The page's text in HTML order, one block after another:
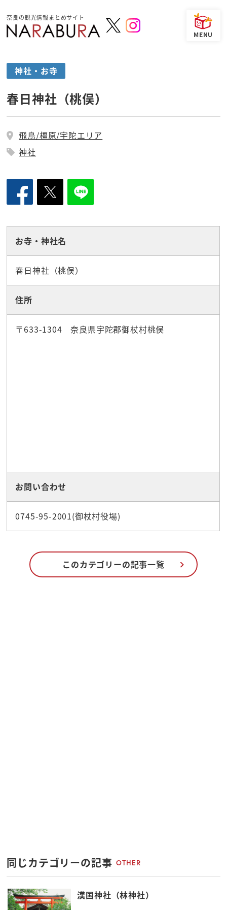
奈良の観光情報まとめサイト
神社・お寺
春日神社（桃俣）
飛鳥/橿原/宇陀エリア
神社
お寺・神社名
春日神社（桃俣）
住所
〒633-1304 奈良県宇陀郡御杖村桃俣
お問い合わせ
0745-95-2001(御杖村役場)
このカテゴリーの記事一覧
同じカテゴリーの記事 OTHER
漢国神社（林神社）